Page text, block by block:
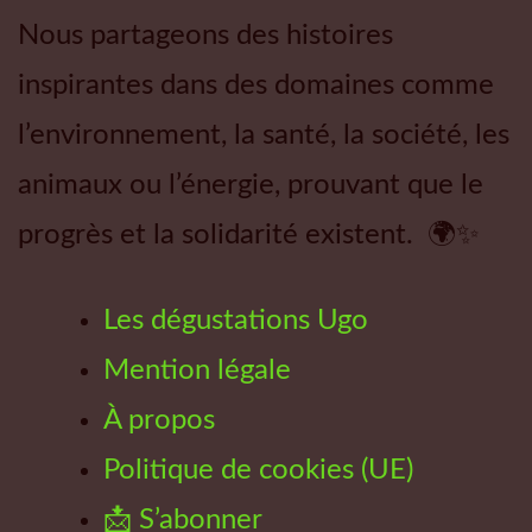
Nous partageons des histoires
inspirantes dans des domaines comme
l’environnement, la santé, la société, les
animaux ou l’énergie, prouvant que le
progrès et la solidarité existent. 🌍✨
Les dégustations Ugo
Mention légale
À propos
Politique de cookies (UE)
📩 S’abonner